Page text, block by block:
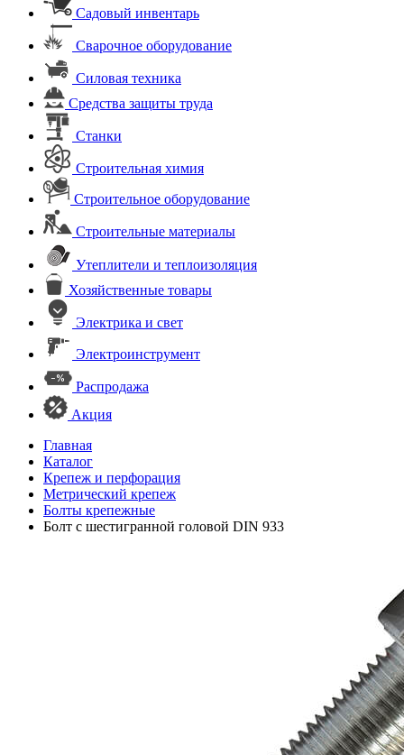
Садовый инвентарь
Сварочное оборудование
Силовая техника
Средства защиты труда
Станки
Строительная химия
Строительное оборудование
Строительные материалы
Утеплители и теплоизоляция
Хозяйственные товары
Электрика и свет
Электроинструмент
Распродажа
Акция
Главная
Каталог
Крепеж и перфорация
Метрический крепеж
Болты крепежные
Болт с шестигранной головой DIN 933